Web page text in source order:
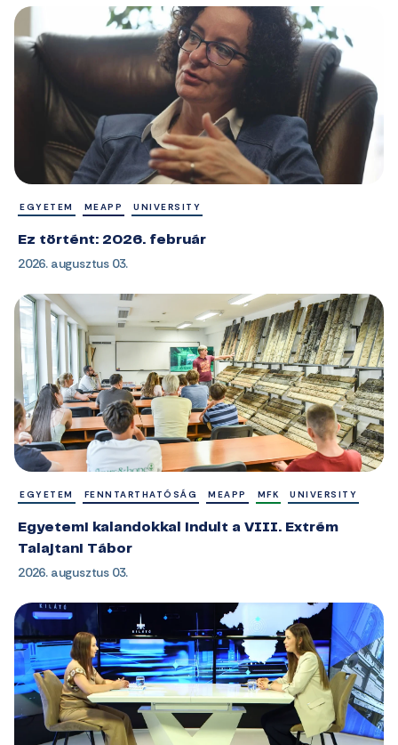
EGYETEM MEAPP UNIVERSITY
Ez történt: 2026. február
2026. augusztus 03.
EGYETEM FENNTARTHATÓSÁG MEAPP MFK UNIVERSITY
Egyetemi kalandokkal indult a VIII. Extrém
Talajtani Tábor
2026. augusztus 03.